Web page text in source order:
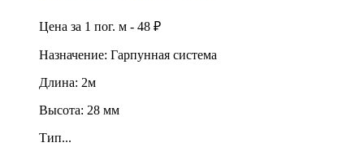
Цена за 1 пог. м - 48 ₽
Назначение: Гарпунная система
Длина: 2м
Высота: 28 мм
Тип...